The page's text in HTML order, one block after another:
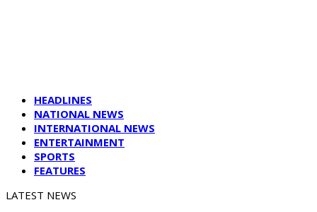
HEADLINES
NATIONAL NEWS
INTERNATIONAL NEWS
ENTERTAINMENT
SPORTS
FEATURES
LATEST NEWS